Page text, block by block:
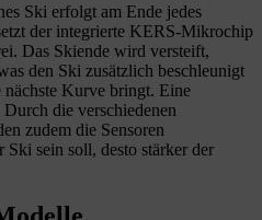
Ski erfolgt am Ende jedes
der integrierte KERS-Mikrochip
Das Skiende wird versteift,
den Ski zusätzlich beschleunigt
Kurve bringt. Eine
die verschiedenen
zudem die Sensoren
Ski sein soll, desto stärker der